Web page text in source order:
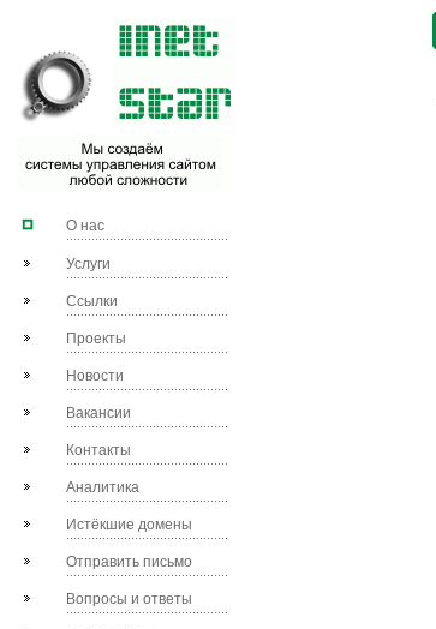
О нас
Услуги
Ссылки
Проекты
Новости
Вакансии
Контакты
Аналитика
Истёкшие домены
Отправить письмо
Вопросы и ответы